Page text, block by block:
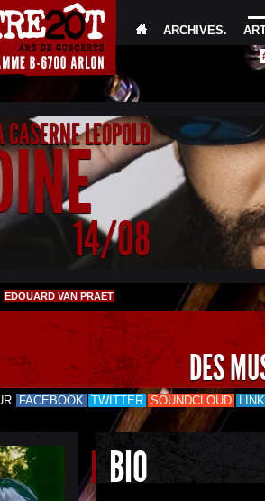
ARCHIVES.
LEOPOLD
14/08
EDOUARD VAN PRAET
DES
FACEBOOK TWITTER SOUNDCLOUD
BIO